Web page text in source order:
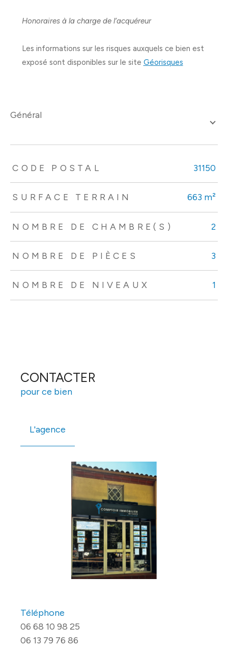
Honoraires à la charge de l’acquéreur
Les informations sur les risques auxquels ce bien est
exposé sont disponibles sur le site Géorisques
général
TRAD_ZEPHYR_Caracteristique TRAD_ZEPHYR_Valeurs
CODE POSTAL 31150
SURFACE TERRAIN 663 m²
NOMBRE DE CHAMBRE(S) 2
NOMBRE DE PIÈCES 3
NOMBRE DE NIVEAUX 1
CONTACTER
pour ce bien
L'agence
Téléphone
06 68 10 98 25
06 13 79 76 86